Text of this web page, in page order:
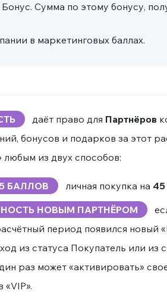
Сумма по этому бонусу,
в маркетинговых баллах.
даёт право для Партнёров
бонусов и подарков за этот
любым из двух способов:
БАЛЛОВ личная покупка на 45
НОВЫМ ПАРТНЁРОМ
период появился новый
из статуса Покупатель или из
раз может «активировать»
«VIP».